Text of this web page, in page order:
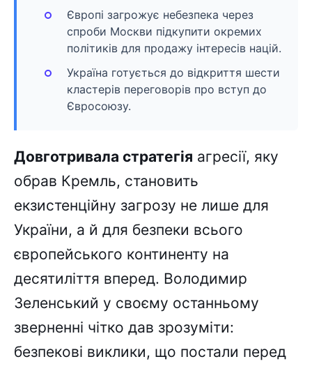
Європі загрожує небезпека через
спроби Москви підкупити окремих
політиків для продажу інтересів націй.
Україна готується до відкриття шести
кластерів переговорів про вступ до
Євросоюзу.
Довготривала стратегія агресії, яку
обрав Кремль, становить
екзистенційну загрозу не лише для
України, а й для безпеки всього
європейського континенту на
десятиліття вперед. Володимир
Зеленський у своєму останньому
зверненні чітко дав зрозуміти:
безпекові виклики, що постали перед